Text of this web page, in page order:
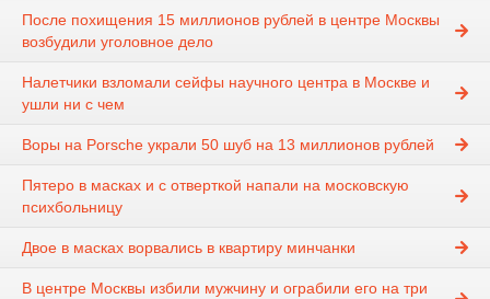
После похищения 15 миллионов рублей в центре Москвы
возбудили уголовное дело
Налетчики взломали сейфы научного центра в Москве и
ушли ни с чем
Воры на Porsche украли 50 шуб на 13 миллионов рублей
Пятеро в масках и с отверткой напали на московскую
психбольницу
Двое в масках ворвались в квартиру минчанки
В центре Москвы избили мужчину и ограбили его на три